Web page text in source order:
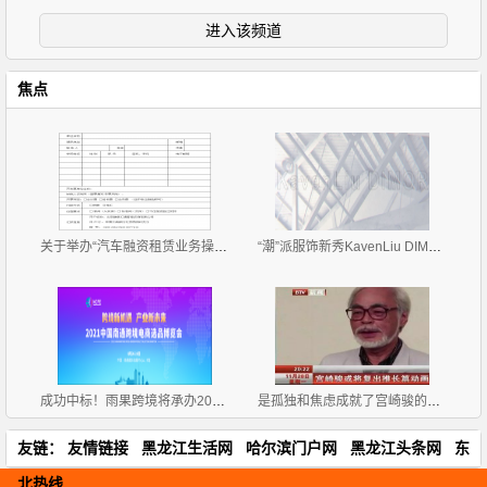
进入该频道
焦点
关于举办“汽车融资租赁业务操作流程、风险控制与 租 “潮”派服饰新秀KavenLiu DIMOR 2019招商正式拉开帷
成功中标！雨果跨境将承办2021中国南通跨境电商选品博 是孤独和焦虑成就了宫崎骏的伟大
友链： 友情链接 黑龙江生活网 哈尔滨门户网 黑龙江头条网 东
北热线